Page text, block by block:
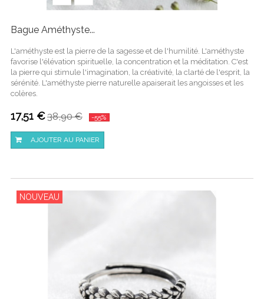
Bague Améthyste...
L'améthyste est la pierre de la sagesse et de l'humilité. L'améthyste
favorise l'élévation spirituelle, la concentration et la méditation. C'est
la pierre qui stimule l'imagination, la créativité, la clarté de l'esprit, la
sérénité. L'améthyste pierre naturelle apaiserait les angoisses et les
colères.
17,51 €38,90 € -55%
AJOUTER AU PANIER
NOUVEAU